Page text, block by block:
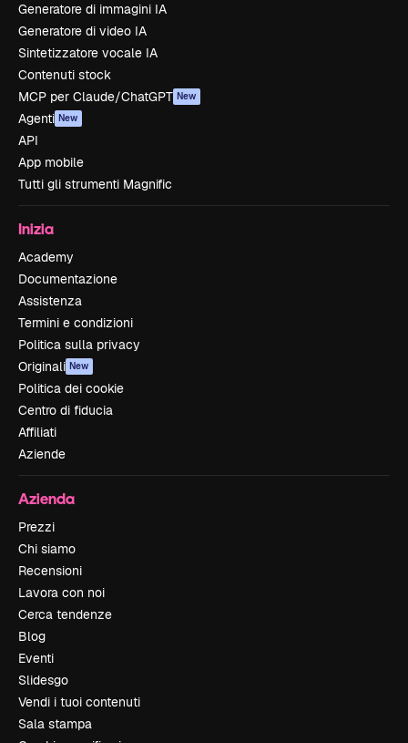
Generatore di immagini IA
Generatore di video IA
Sintetizzatore vocale IA
Contenuti stock
MCP per Claude/ChatGPT New
Agenti New
API
App mobile
Tutti gli strumenti Magnific
Inizia
Academy
Documentazione
Assistenza
Termini e condizioni
Politica sulla privacy
Originali New
Politica dei cookie
Centro di fiducia
Affiliati
Aziende
Azienda
Prezzi
Chi siamo
Recensioni
Lavora con noi
Cerca tendenze
Blog
Eventi
Slidesgo
Vendi i tuoi contenuti
Sala stampa